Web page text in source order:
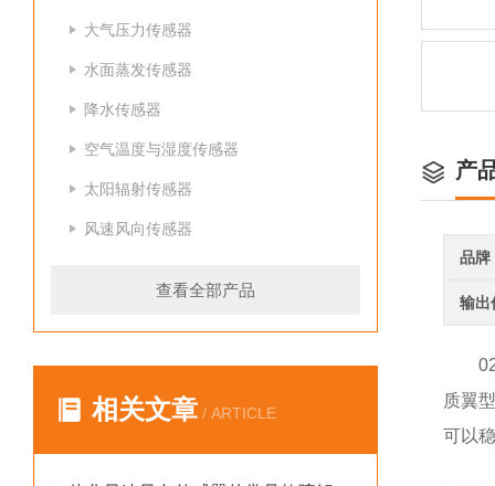
大气压力传感器
水面蒸发传感器
降水传感器
空气温度与湿度传感器
太阳辐射传感器
风速风向传感器
查看全部产品
相关文章 / ARTICLE
产
品牌
输出
质翼
可以